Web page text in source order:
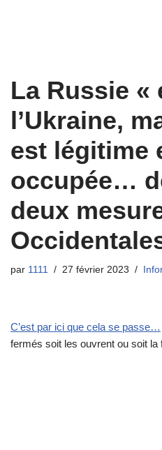
La Russie «
l’Ukraine,
est légitime
occupée…
deux
par 1111 27 février 2023
C’est par ici que cela se passe…
fermés soit les ouvrent ou soit la